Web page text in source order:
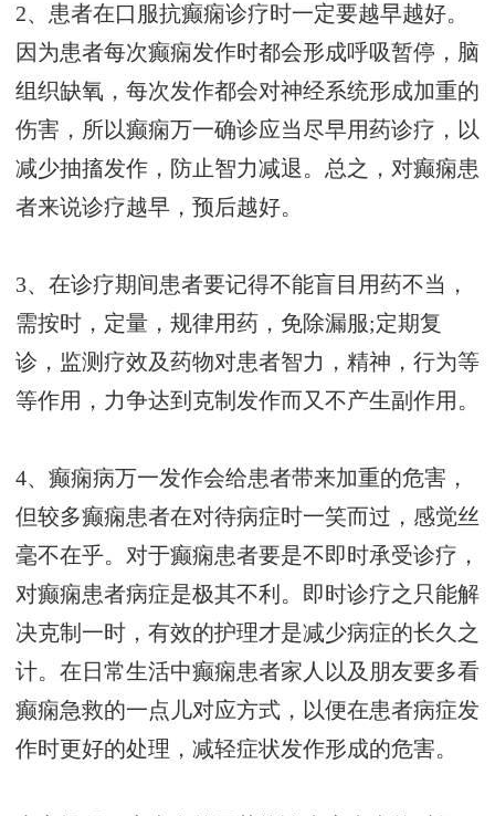
2、患者在口服抗癫痫诊疗时一定要越早越好。
因为患者每次癫痫发作时都会形成呼吸暂停，脑
组织缺氧，每次发作都会对神经系统形成加重的
伤害，所以癫痫万一确诊应当尽早用药诊疗，以
减少抽搐发作，防止智力减退。总之，对癫痫患
者来说诊疗越早，预后越好。
3、在诊疗期间患者要记得不能盲目用药不当，
需按时，定量，规律用药，免除漏服;定期复
诊，监测疗效及药物对患者智力，精神，行为等
等作用，力争达到克制发作而又不产生副作用。
4、癫痫病万一发作会给患者带来加重的危害，
但较多癫痫患者在对待病症时一笑而过，感觉丝
毫不在乎。对于癫痫患者要是不即时承受诊疗，
对癫痫患者病症是极其不利。即时诊疗之只能解
决克制一时，有效的护理才是减少病症的长久之
计。在日常生活中癫痫患者家人以及朋友要多看
癫痫急救的一点儿对应方式，以便在患者病症发
作时更好的处理，减轻症状发作形成的危害。